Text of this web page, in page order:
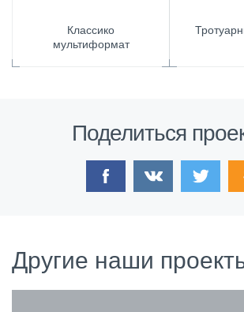
Классико
мультиформат
Поделиться
Другие наши